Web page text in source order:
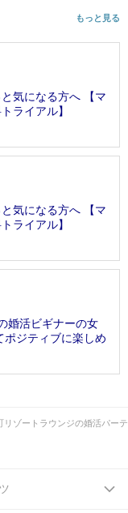
もっと見る
気になる方へ 【マ
ライアル】
気になる方へ 【マ
ライアル】
婚活ビギナーの女
ポジティブに楽しめ
リゾートラウンジの婚活パー